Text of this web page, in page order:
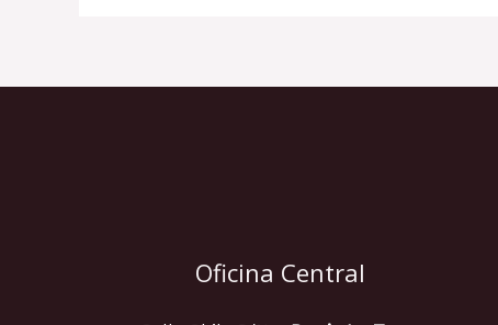
Oficina Central